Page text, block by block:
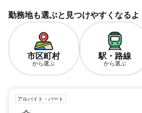
勤務地も選ぶと見つけやすくなるよ
市区町村
から選ぶ
駅・路線
から選ぶ
アルバイト・パート